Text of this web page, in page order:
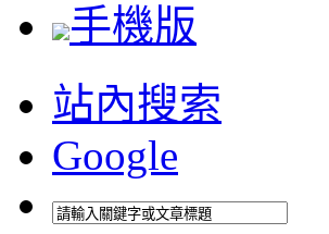
手機版
站內搜索
Google